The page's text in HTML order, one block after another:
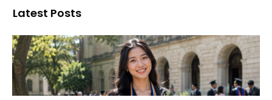
Latest Posts